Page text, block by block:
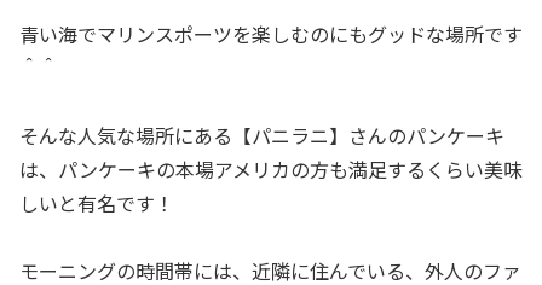
青い海でマリンスポーツを楽しむのにもグッドな場所です
＾＾
そんな人気な場所にある【パニラニ】さんのパンケーキ
は、パンケーキの本場アメリカの方も満足するくらい美味
しいと有名です！
モーニングの時間帯には、近隣に住んでいる、外人のファ